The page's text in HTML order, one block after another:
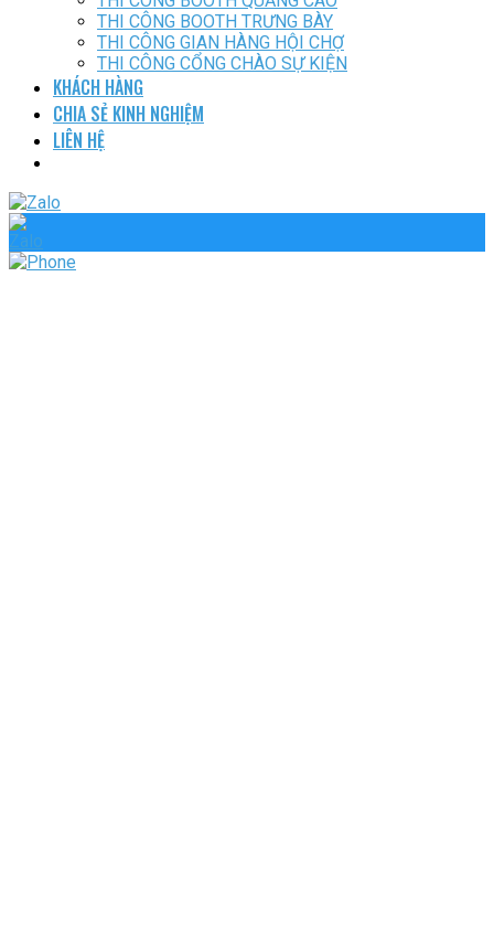
THI CÔNG BOOTH TRƯNG BÀY
THI CÔNG GIAN HÀNG HỘI CHỢ
THI CÔNG CỔNG CHÀO SỰ KIỆN
KHÁCH HÀNG
CHIA SẺ KINH NGHIỆM
LIÊN HỆ